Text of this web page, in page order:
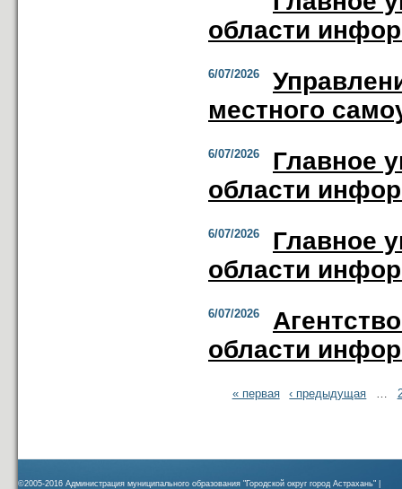
области
6/07/2026
местного
6/07/2026
Главное
области
6/07/2026
Главное
области
6/07/2026
области
« первая ‹ предыдущая …
©2005-2016 Администрация муниципального образования "Городской округ город Астрахань" |